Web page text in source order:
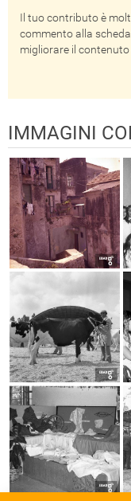
Il tuo contributo è
commento alla
migliorare il
IMMAGINI